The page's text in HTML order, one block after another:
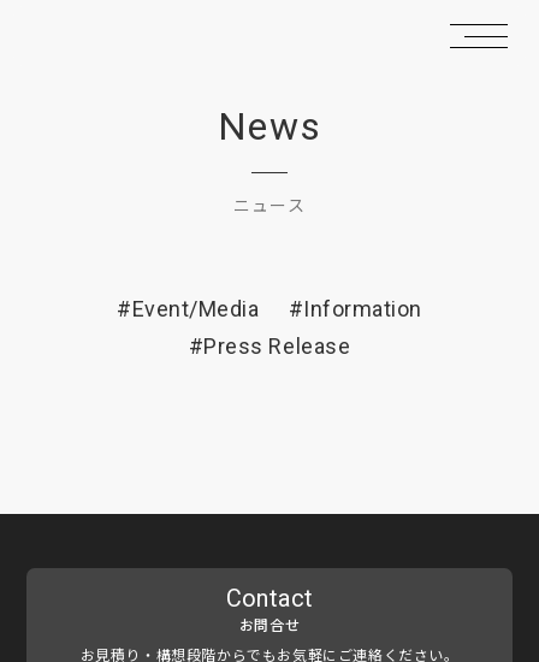
News
ニュース
#Event/Media
#Information
#Press Release
Contact
お問合せ
お見積り・構想段階からでもお気軽にご連絡ください。